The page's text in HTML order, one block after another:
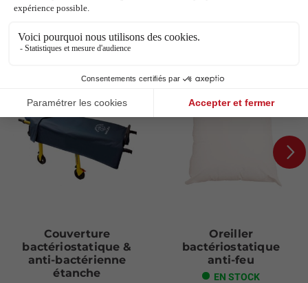
Articles complémentaires
Couverture
bactériostatique &
anti-bactérienne
étanche
Oreiller
bactériostatique
anti-feu
EN STOCK
Next